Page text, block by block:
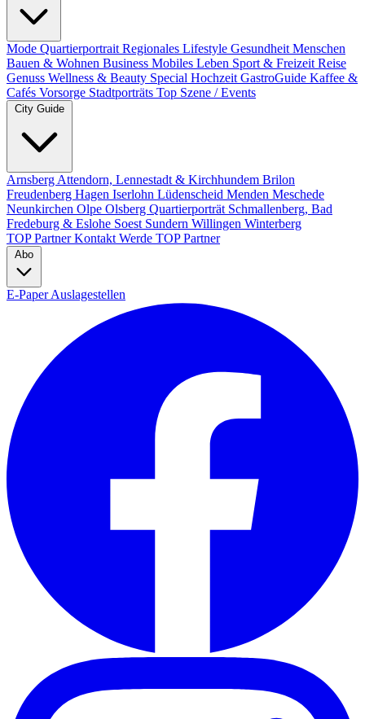
Mode Quartierportrait Regionales Lifestyle Gesundheit Menschen
Bauen & Wohnen Business Mobiles Leben Sport & Freizeit Reise
Genuss Wellness & Beauty Special Hochzeit GastroGuide Kaffee &
Cafés Vorsorge Stadtporträts Top Szene / Events
City Guide
Arnsberg Attendorn, Lennestadt & Kirchhundem Brilon
Freudenberg Hagen Iserlohn Lüdenscheid Menden Meschede
Neunkirchen Olpe Olsberg Quartierporträt Schmallenberg, Bad
Fredeburg & Eslohe Soest Sundern Willingen Winterberg
TOP PartnerKontakt Werde TOP Partner
Abo
E-PaperAuslagestellen